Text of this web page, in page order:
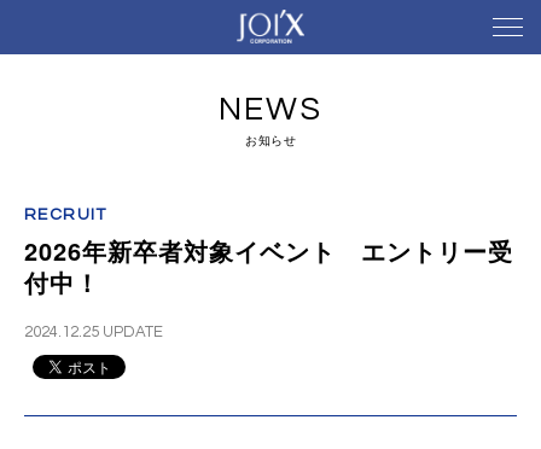
NEWS
お知らせ
RECRUIT
2026年新卒者対象イベント エントリー受
付中！
2024.12.25 UPDATE